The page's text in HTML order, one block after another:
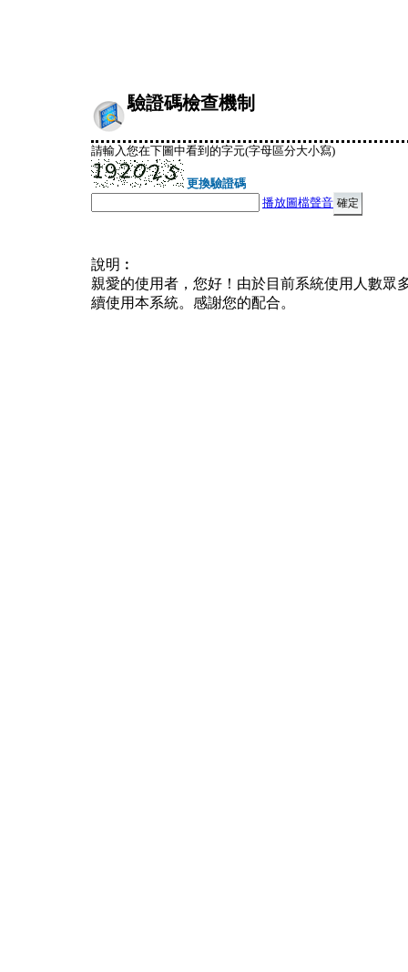
驗證碼檢查機制
請輸入您在下圖中看到的字元(字母區分大小寫)
更換驗證碼
播放圖檔聲音
說明︰
親愛的使用者，您好！由於目前系統使用人數眾
續使用本系統。感謝您的配合。